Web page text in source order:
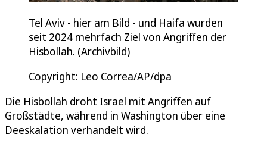
Tel Aviv - hier am Bild - und Haifa wurden
seit 2024 mehrfach Ziel von Angriffen der
Hisbollah. (Archivbild)
Copyright: Leo Correa/AP/dpa
Die Hisbollah droht Israel mit Angriffen auf
Großstädte, während in Washington über eine
Deeskalation verhandelt wird.